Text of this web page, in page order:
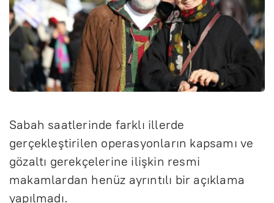
Sabah saatlerinde farklı illerde
gerçekleştirilen operasyonların kapsamı ve
gözaltı gerekçelerine ilişkin resmi
makamlardan henüz ayrıntılı bir açıklama
yapılmadı.